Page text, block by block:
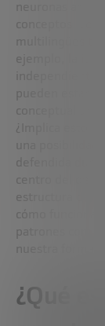
neuronas
conceptos. Lo
multilingües
ejemplo, la idea
pueden estar
conceptual
¿Implica esto
defendida
centro del
estructura de
cómo funciona
patrones
nuestra forma
¿Qué